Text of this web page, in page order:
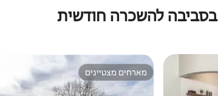
להשכרה חודשית
אורחים מארחים מצטיינים
מארחים מצטיינים